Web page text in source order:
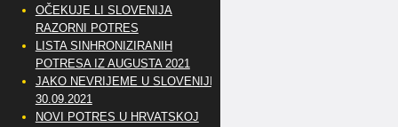
OČEKUJE LI SLOVENIJA
RAZORNI POTRES
LISTA SINHRONIZIRANIH
POTRESA IZ AUGUSTA 2021
JAKO NEVRIJEME U SLOVENIJI
30.09.2021
NOVI POTRES U HRVATSKOJ